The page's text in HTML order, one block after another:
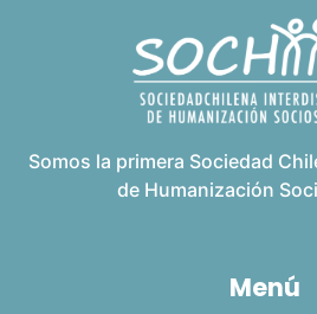
Somos la primera Sociedad
de Humanización
Menú